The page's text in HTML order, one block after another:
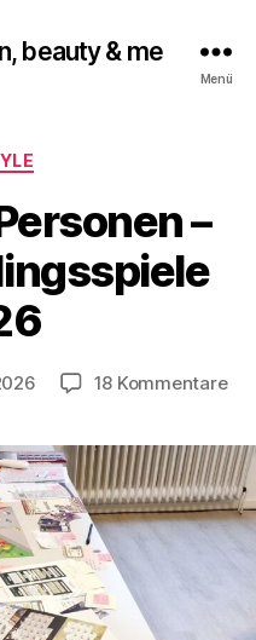
beauty & me
Menü
–
18 Kommentarezu
2
–